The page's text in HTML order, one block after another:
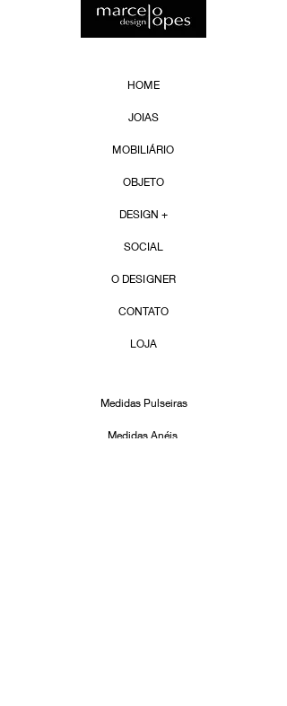
HOME
JOIAS
MOBILIÁRIO
OBJETO
DESIGN +
SOCIAL
O DESIGNER
CONTATO
LOJA
Medidas Pulseiras
Medidas Anéis